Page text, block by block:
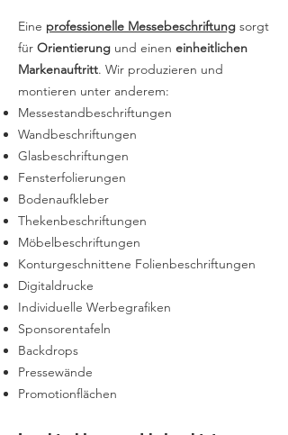
Eine professionelle Messebeschriftung sorgt
für Orientierung und einen einheitlichen
Markenauftritt. Wir produzieren und
montieren unter anderem:
Messestandbeschriftungen
Wandbeschriftungen
Glasbeschriftungen
Fensterfolierungen
Bodenaufkleber
Thekenbeschriftungen
Möbelbeschriftungen
Konturgeschnittene Folienbeschriftungen
Digitaldrucke
Individuelle Werbegrafiken
Sponsorentafeln
Backdrops
Pressewände
Promotionflächen